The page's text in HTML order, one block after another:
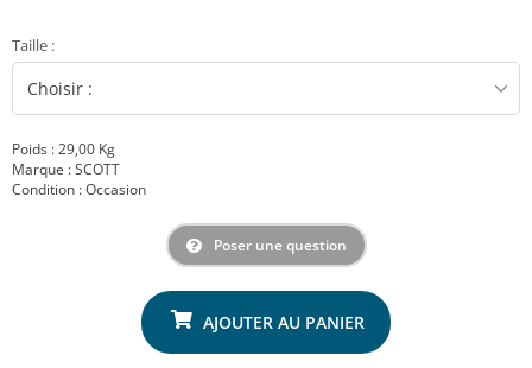
Taille :
Poids : 29,00 Kg
Marque : SCOTT
Condition : Occasion
Poser une question